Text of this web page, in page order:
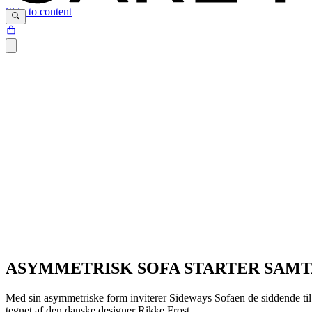
Skip to content
ASYMMETRISK SOFA STARTER
Med sin asymmetriske form inviterer Sideways Sofaen de siddende